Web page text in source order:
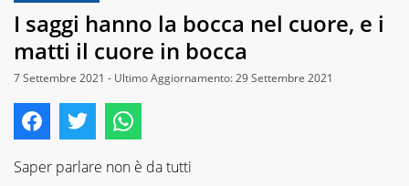
I saggi hanno la bocca nel cuore, e i
matti il cuore in bocca
7 Settembre 2021 - Ultimo Aggiornamento: 29 Settembre 2021
Saper parlare non è da tutti